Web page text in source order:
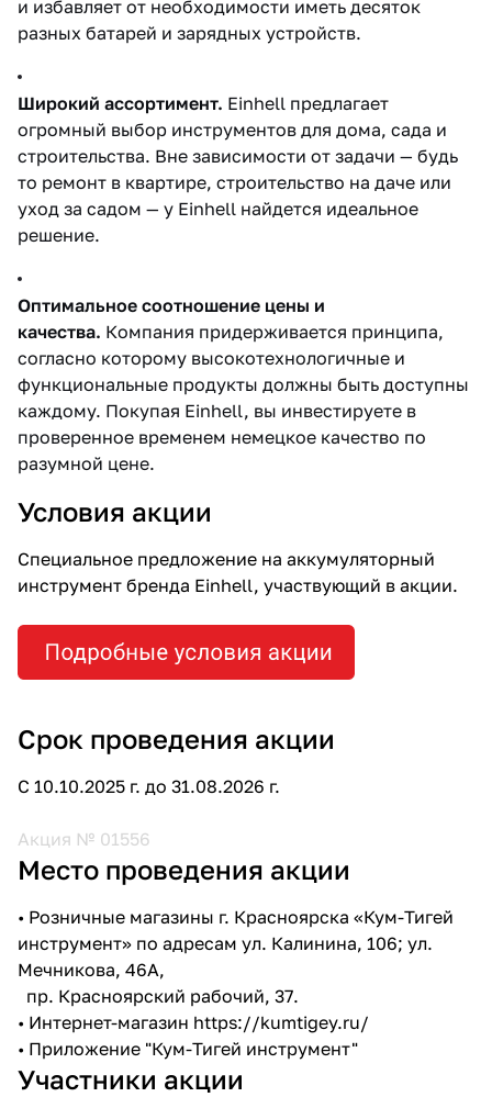
и избавляет от необходимости иметь десяток
разных батарей и зарядных устройств.
Широкий ассортимент. Einhell предлагает
огромный выбор инструментов для дома, сада и
строительства. Вне зависимости от задачи — будь
то ремонт в квартире, строительство на даче или
уход за садом — у Einhell найдется идеальное
решение.
Оптимальное соотношение цены и
качества. Компания придерживается принципа,
согласно которому высокотехнологичные и
функциональные продукты должны быть доступны
каждому. Покупая Einhell, вы инвестируете в
проверенное временем немецкое качество по
разумной цене.
Условия акции
Специальное предложение на аккумуляторный
инструмент бренда Einhell, участвующий в акции.
Срок проведения акции
С 10.10.2025 г. до 31.08.2026 г.
Акция № 01556
Место проведения акции
• Розничные магазины г. Красноярска «Кум-Тигей
инструмент» по адресам ул. Калинина, 106; ул.
Мечникова, 46А,
пр. Красноярский рабочий, 37.
• Интернет-магазин https://kumtigey.ru/
• Приложение "Кум-Тигей инструмент"
Участники акции